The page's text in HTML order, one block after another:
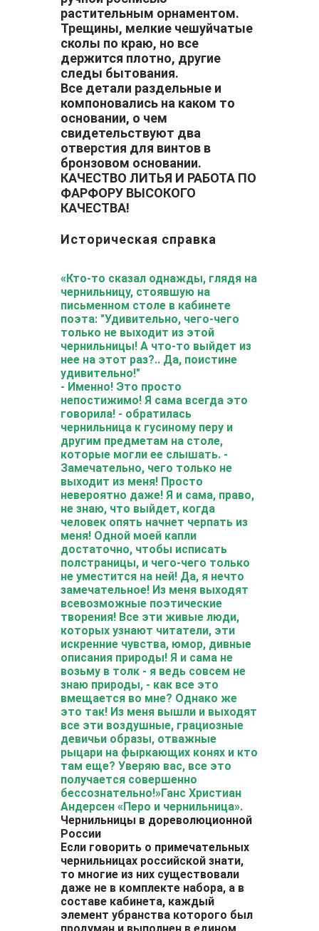
растительным орнаментом.
Трещины, мелкие чешуйчатые
сколы по краю, но все
держится плотно, другие
следы бытования.
Все детали раздельные и
компоновались на каком то
основании, о чем
свидетельствуют два
отверстия для винтов в
бронзовом основании.
КАЧЕСТВО ЛИТЬЯ И РАБОТА ПО
ФАРФОРУ ВЫСОКОГО
КАЧЕСТВА!
Историческая справка
«Кто-то сказал однажды, глядя на
чернильницу, стоявшую на
письменном столе в кабинете
поэта: "Удивительно, чего-чего
только не выходит из этой
чернильницы! А что-то выйдет из
нее на этот раз?.. Да, поистине
удивительно!"
- Именно! Это просто
непостижимо! Я сама всегда это
говорила! - обратилась
чернильница к гусиному перу и
другим предметам на столе,
которые могли ее слышать. -
Замечательно, чего только не
выходит из меня! Просто
невероятно даже! Я и сама, право,
не знаю, что выйдет, когда
человек опять начнет черпать из
меня! Одной моей капли
достаточно, чтобы исписать
полстраницы, и чего-чего только
не уместится на ней! Да, я нечто
замечательное! Из меня выходят
всевозможные поэтические
творения! Все эти живые люди,
которых узнают читатели, эти
искренние чувства, юмор, дивные
описания природы! Я и сама не
возьму в толк - я ведь совсем не
знаю природы, - как все это
вмещается во мне? Однако же
это так! Из меня вышли и выходят
все эти воздушные, грациозные
девичьи образы, отважные
рыцари на фыркающих конях и кто
там еще? Уверяю вас, все это
получается совершенно
бессознательно!»Ганс Христиан
Андерсен «Перо и чернильница».
Чернильницы в дореволюционной
России
Если говорить о примечательных
чернильницах российской знати,
то многие из них существовали
даже не в комплекте набора, а в
составе кабинета, каждый
элемент убранства которого был